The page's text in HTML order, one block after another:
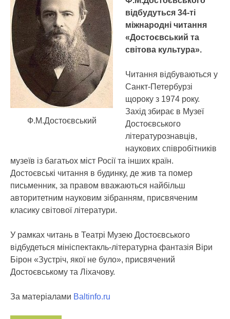
Ф.М.Достоєвський
відбудуться 34-ті
міжнародні читання
«Достоєвський та
світова культура».
Читання відбуваються у
Санкт-Петербурзі
щороку з 1974 року.
Захід збирає в Музеї
Достоєвського
літературознавців,
наукових співробітників
музеїв із багатьох міст Росії та інших країн.
Достоєвські читання в будинку, де жив та помер
письменник, за правом вважаються найбільш
авторитетним науковим зібранням, присвяченим
класику світової літератури.
У рамках читань в Театрі Музею Достоєвського
відбудеться мініспектакль-літературна фантазія Віри
Бірон «Зустріч, якої не було», присвячений
Достоєвському та Ліхачову.
За матеріалами Baltinfo.ru